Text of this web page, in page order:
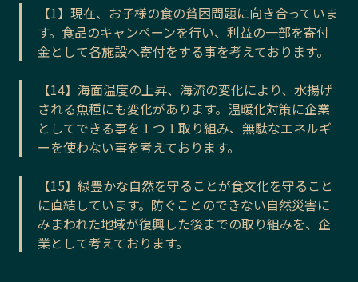
【1】現在、お子様の食の貧困問題に向き合っていま
す。食品のキャンペーンを行い、利益の一部を寄付
金として各施設へ寄付をする事を考えております。
【14】海面温度の上昇、海流の変化により、水揚げ
される魚種にも変化があります。温暖化対策に企業
としてできる事を１つ１取り組み、無駄なエネルギ
ーを使わない事を考えております。
【15】緑豊かな自然を守ることが食文化を守ること
に直結しています。防ぐことのできない自然災害に
みまわれた地域が復興した後までの取り組みを、企
業として考えております。